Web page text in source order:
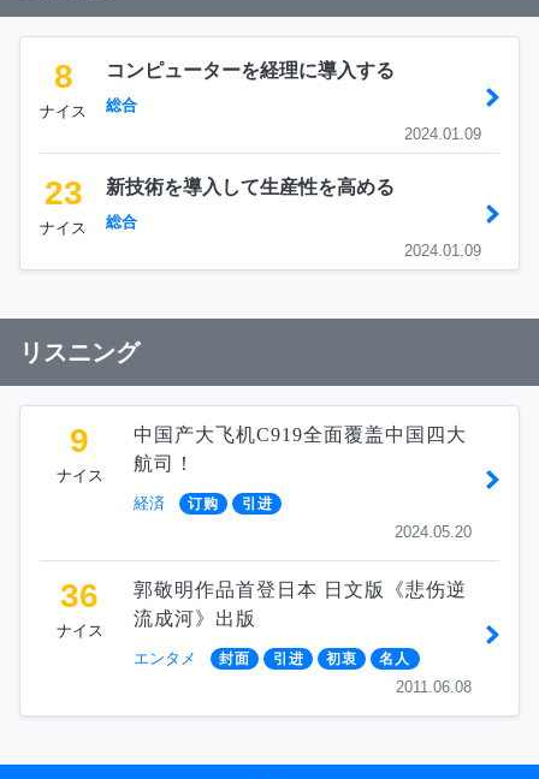
8
ナイス
コンピューターを経理に導入する
総合
2024.01.09
23
ナイス
新技術を導入して生産性を高める
総合
2024.01.09
リスニング
9
ナイス
中国产大飞机C919全面覆盖中国四大
航司！
経済 订购 引进
2024.05.20
36
ナイス
郭敬明作品首登日本 日文版《悲伤逆
流成河》出版
エンタメ 封面 引进 初衷 名人
2011.06.08